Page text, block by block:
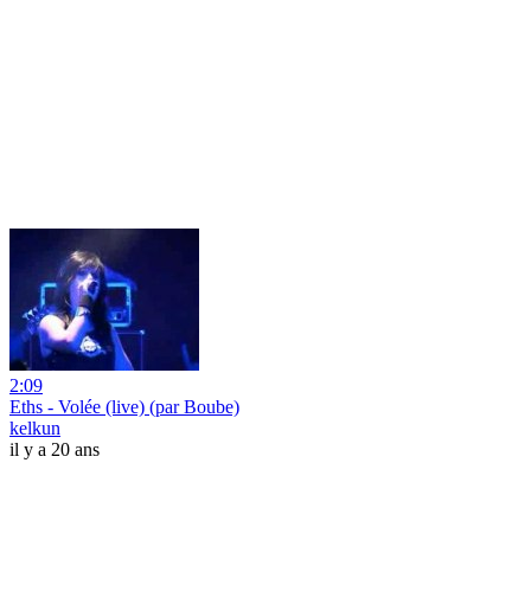
2:09
Eths - Volée (live) (par Boube)
kelkun
il y a 20 ans